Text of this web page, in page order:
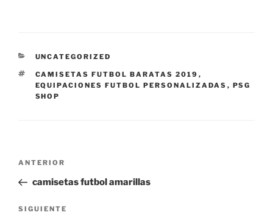
CATEGORÍAS
UNCATEGORIZED
ETIQUETAS
CAMISETAS FUTBOL BARATAS 2019 ,
EQUIPACIONES FUTBOL PERSONALIZADAS , PSG
SHOP
Navegación
entradas
Entrada
anterior:
ANTERIOR
camisetas futbol amarillas
Siguiente
SIGUIENTE